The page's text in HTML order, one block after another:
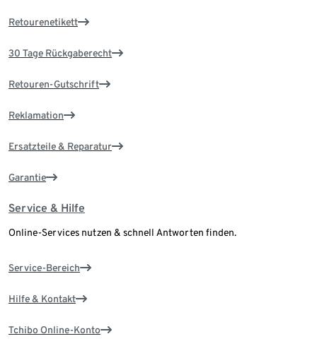
Retourenetikett
30 Tage Rückgaberecht
Retouren-Gutschrift
Reklamation
Ersatzteile & Reparatur
Garantie
Service & Hilfe
Online-Services nutzen & schnell Antworten finden.
Service-Bereich
Hilfe & Kontakt
Tchibo Online-Konto